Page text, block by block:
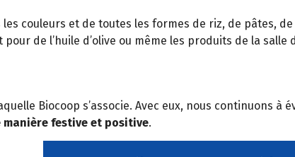
couleurs et de toutes les formes de riz, de pâtes,
de l’huile d’olive ou même les produits de la salle
Biocoop s’associe. Avec eux, nous continuons à
festive et positive.